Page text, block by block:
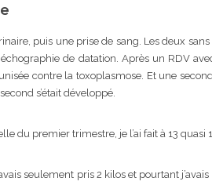
puis une prise de sang. Les deux
de datation. Après un RDV
contre la toxoplasmose. Et une
s’était développé.
du premier trimestre, je l’ai fait à 13 quasi
seulement pris 2 kilos et pourtant